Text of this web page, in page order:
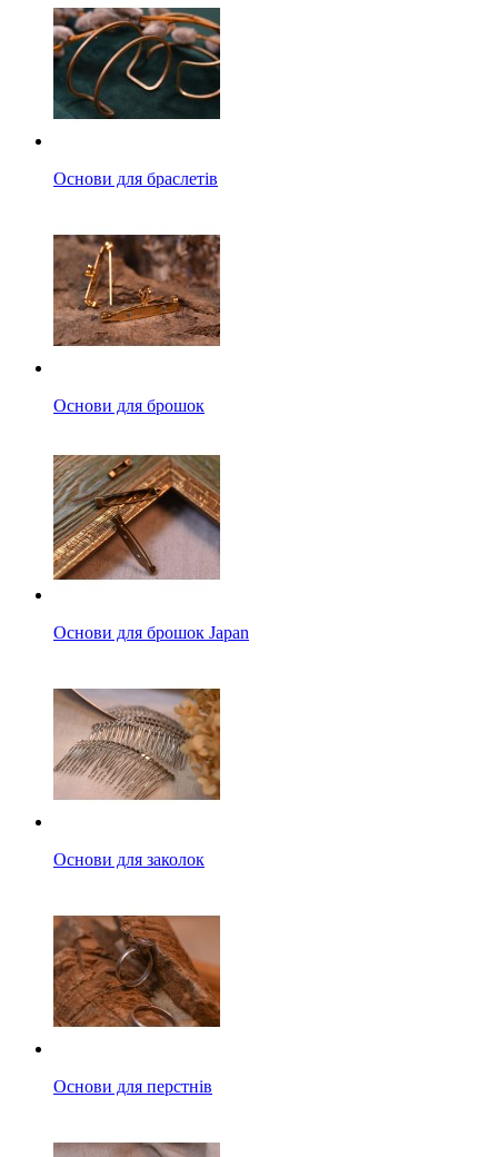
Основи для браслетів
Основи для брошок
Основи для брошок Japan
Основи для заколок
Основи для перстнів